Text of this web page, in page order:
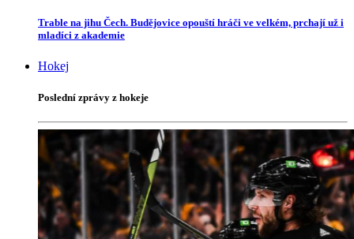
Trable na jihu Čech. Budějovice opouští hráči ve velkém, prchají už i
mladíci z akademie
Hokej
Poslední zprávy z hokeje